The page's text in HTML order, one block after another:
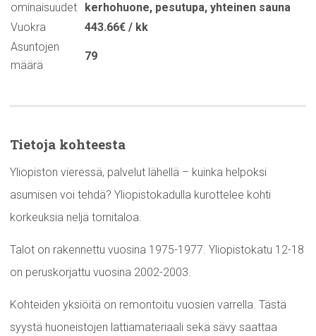
ominaisuudet
kerhohuone, pesutupa, yhteinen sauna
Vuokra
443.66€ / kk
Asuntojen
määrä
79
Tietoja kohteesta
Yliopiston vieressä, palvelut lähellä – kuinka helpoksi
asumisen voi tehdä? Yliopistokadulla kurottelee kohti
korkeuksia neljä tornitaloa.
Talot on rakennettu vuosina 1975-1977. Yliopistokatu 12-18
on peruskorjattu vuosina 2002-2003.
Kohteiden yksiöitä on remontoitu vuosien varrella. Tästä
syystä huoneistojen lattiamateriaali sekä sävy saattaa